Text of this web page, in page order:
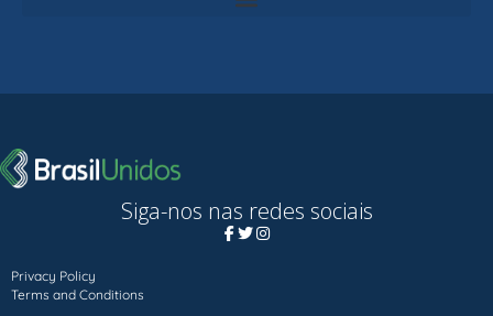
Siga-nos nas redes sociais
Privacy Policy
Terms and Conditions